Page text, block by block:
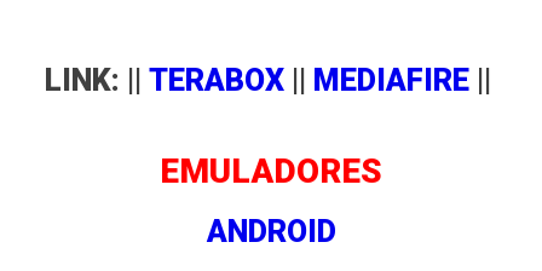
LINK: || TERABOX MEDIAFIRE
EMULADORES
ANDROID